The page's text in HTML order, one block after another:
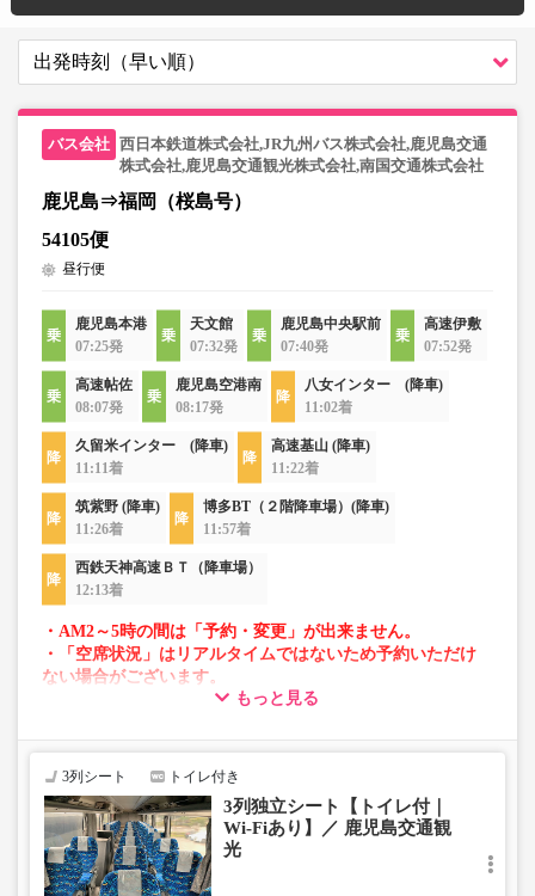
西日本鉄道株式会社,JR九州バス株式会社,鹿児島交通
株式会社,鹿児島交通観光株式会社,南国交通株式会社
鹿児島⇒福岡（桜島号）
54105便
昼行便
鹿児島本港
07:25発
天文館
07:32発
鹿児島中央駅前
07:40発
高速伊敷
07:52発
高速帖佐
08:07発
鹿児島空港南
08:17発
八女インター (降車)
11:02着
久留米インター (降車)
11:11着
高速基山 (降車)
11:22着
筑紫野 (降車)
11:26着
博多BT（２階降車場）(降車)
11:57着
西鉄天神高速ＢＴ（降車場）
12:13着
・AM2～5時の間は「予約・変更」が出来ません。
・「空席状況」はリアルタイムではないため予約いただけ
ない場合がございます。
・車両は予告なく変更となる場合がございます。これに伴
で、あらかじめご了承ください。
もっと見る
3列シート トイレ付き
3列独立シート【トイレ付｜
Wi-Fiあり】／ 鹿児島交通観
光